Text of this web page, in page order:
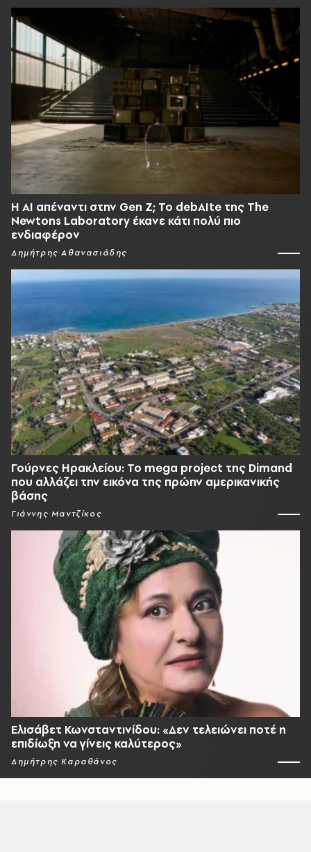
Η AI απέναντι στην Gen Z; Το debAIte της The
Newtons Laboratory έκανε κάτι πολύ πιο
ενδιαφέρον
Δημήτρης Αθανασιάδης
Γούρνες Ηρακλείου: To mega project της Dimand
που αλλάζει την εικόνα της πρώην αμερικανικής
βάσης
Γιάννης Μαντζίκος
Ελισάβετ Κωνσταντινίδου: «Δεν τελειώνει ποτέ η
επιδίωξη να γίνεις καλύτερος»
Δημήτρης Καραθάνος